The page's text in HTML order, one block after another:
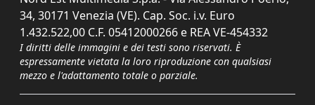
34, 30171 Venezia (VE). Cap. Soc. i.v. Euro
1.432.522,00 C.F. 05412000266 e REA VE-454332
I diritti delle immagini e dei testi sono riservati. È
espressamente vietata la loro riproduzione con qualsiasi
mezzo e l'adattamento totale o parziale.